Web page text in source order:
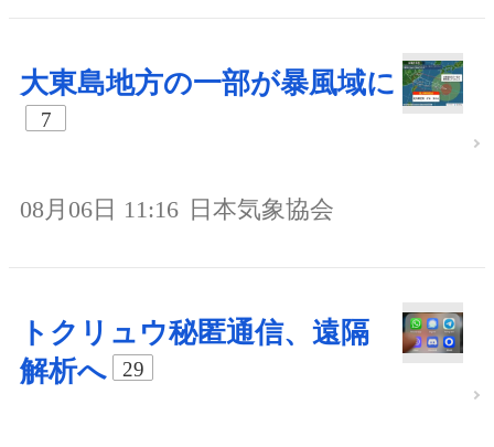
大東島地方の一部が暴風域に
7
08月06日 11:16 日本気象協会
トクリュウ秘匿通信、遠隔
解析へ
29